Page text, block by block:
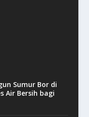
Sumur Bor di
Air Bersih bagi